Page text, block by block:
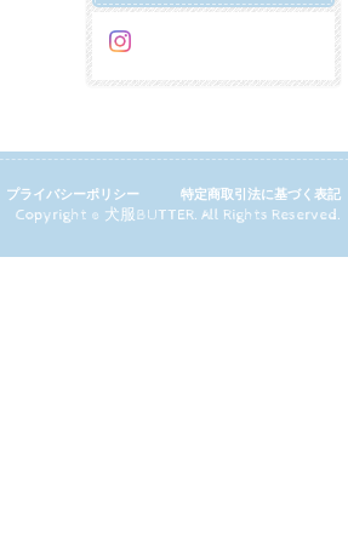
プライバシーポリシー 特定商取引法に基づく表記
Copyright © 犬服BUTTER. All Rights Reserved.